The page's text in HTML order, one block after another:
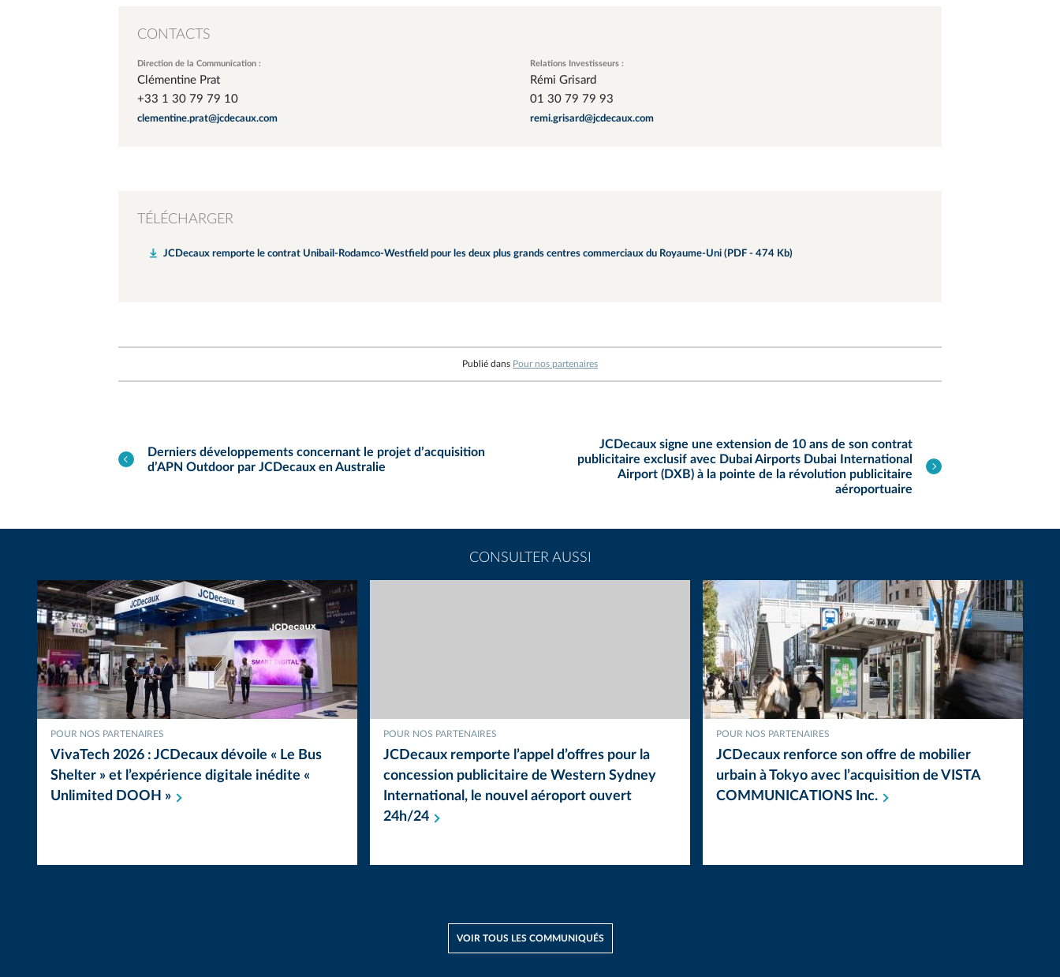
CONTACTS
Direction de la Communication :
Clémentine Prat
+33 1 30 79 79 10
clementine.prat@jcdecaux.com
Relations Investisseurs :
Rémi Grisard
01 30 79 79 93
remi.grisard@jcdecaux.com
TÉLÉCHARGER
JCDecaux remporte le contrat Unibail-Rodamco-Westfield pour les deux plus grands centres commerciaux du Royaume-Uni (PDF - 474 Kb)
Publié dans Pour nos partenaires
Derniers développements concernant le projet d’acquisition
d’APN Outdoor par JCDecaux en Australie
JCDecaux signe une extension de 10 ans de son contrat
publicitaire exclusif avec Dubai Airports Dubai International
Airport (DXB) à la pointe de la révolution publicitaire
aéroportuaire
CONSULTER AUSSI
POUR NOS PARTENAIRES
VivaTech 2026 : JCDecaux dévoile « Le Bus
Shelter » et l’expérience digitale inédite «
Unlimited DOOH »
POUR NOS PARTENAIRES
JCDecaux remporte l’appel d’offres pour la
concession publicitaire de Western Sydney
International, le nouvel aéroport ouvert
24h/24
POUR NOS PARTENAIRES
JCDecaux renforce son offre de mobilier
urbain à Tokyo avec l’acquisition de VISTA
COMMUNICATIONS Inc.
VOIR TOUS LES COMMUNIQUÉS